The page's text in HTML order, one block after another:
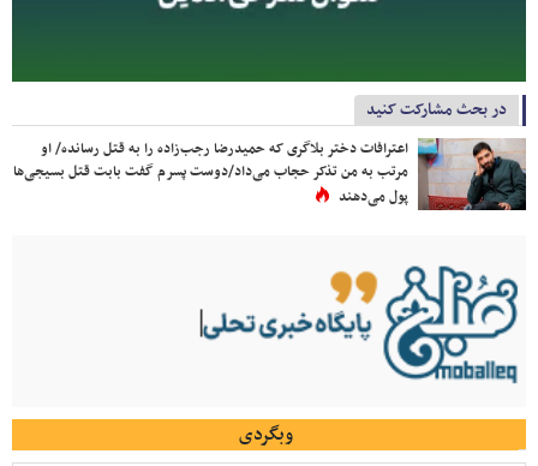
در بحث مشارکت کنید
اعترافات دختر بلاگری که حمیدرضا رجب‌زاده را به قتل رسانده/ او
مرتب به من تذکر حجاب می‌داد/دوست پسرم گفت بابت قتل بسیجی‌ها
پول می‌دهند
وبگردی